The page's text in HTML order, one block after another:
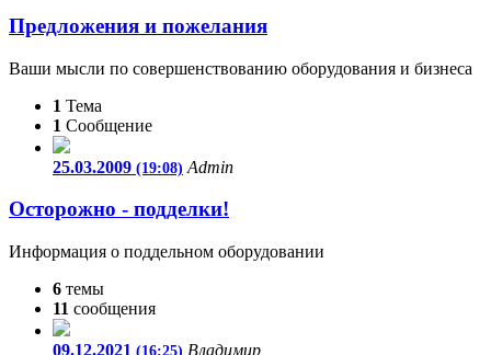
Предложения и пожелания
Ваши мысли по совершенствованию оборудования и бизнеса
1 Тема
1 Сообщение
25.03.2009 (19:08) Admin
Осторожно - подделки!
Информация о поддельном оборудовании
6 темы
11 сообщения
09.12.2021 (16:25) Владимир